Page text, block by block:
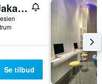
Ascott Jakarta
Se tilbud